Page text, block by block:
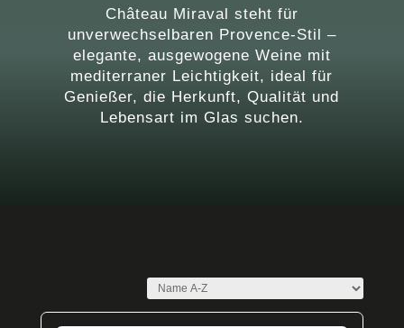
Château Miraval steht für
unverwechselbaren Provence-Stil –
elegante, ausgewogene Weine mit
mediterraner Leichtigkeit, ideal für
Genießer, die Herkunft, Qualität und
Lebensart im Glas suchen.